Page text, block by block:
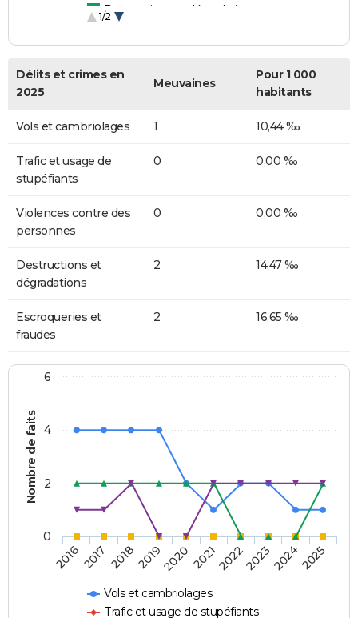
Destructions et dégradations
1/2
Délits et crimes en
2025
Meuvaines
Pour 1 000
habitants
Vols et cambriolages 1 10,44 ‰
Trafic et usage de
stupéfiants
0 0,00 ‰
Violences contre des
personnes
0 0,00 ‰
Destructions et
dégradations
2 14,47 ‰
Escroqueries et
fraudes
2 16,65 ‰
Nombre de faits
Vols et cambriolages
Trafic et usage de stupéfiants
20162017 20182019202020212022202320242025
0
2
4
6